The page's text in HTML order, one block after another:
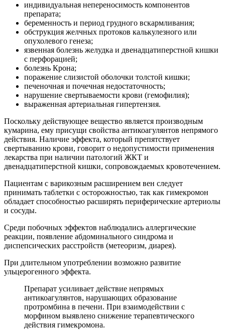
индивидуальная непереносимость компонентов
препарата;
беременность и период грудного вскармливания;
обструкция желчных протоков калькулезного или
опухолевого генеза;
язвенная болезнь желудка и двенадцатиперстной кишки
с перфорацией;
болезнь Крона;
поражение слизистой оболочки толстой кишки;
печеночная и почечная недостаточность;
нарушение свертываемости крови (гемофилия);
выраженная артериальная гипертензия.
Поскольку действующее вещество является производным
кумарина, ему присущи свойства антикоагулянтов непрямого
действия. Наличие эффекта, который препятствует
свертыванию крови, говорит о недопустимости применения
лекарства при наличии патологий ЖКТ и
двенадцатиперстной кишки, сопровождаемых кровотечением.
Пациентам с варикозным расширением вен следует
принимать таблетки с осторожностью, так как гимекромон
обладает способностью расширять периферические артериолы
и сосуды.
Среди побочных эффектов наблюдались аллергические
реакции, появление абдоминального синдрома и
диспепсических расстройств (метеоризм, диарея).
При длительном употреблении возможно развитие
ульцерогенного эффекта.
Препарат усиливает действие непрямых
антикоагулянтов, нарушающих образование
протромбина в печени. При взаимодействии с
морфином выявлено снижение терапевтического
действия гимекромона.